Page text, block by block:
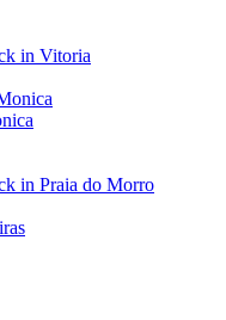
in Vitoria
in Praia do Morro